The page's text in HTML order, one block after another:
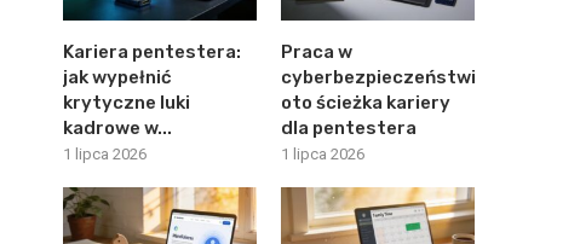
Kariera pentestera:
jak wypełnić
krytyczne luki
kadrowe w...
1 lipca 2026
Praca w
cyberbezpieczeństwie:
oto ścieżka kariery
dla pentestera
1 lipca 2026